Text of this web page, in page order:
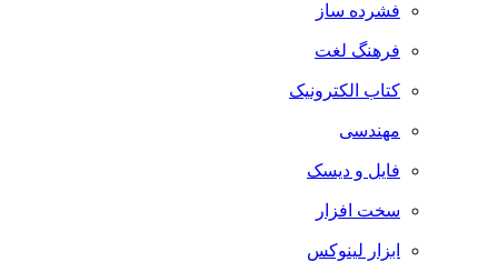
فشرده ساز
فرهنگ لغت
کتاب الکترونیک
مهندسی
فایل و دیسک
سخت افزار
ابزار لینوکس